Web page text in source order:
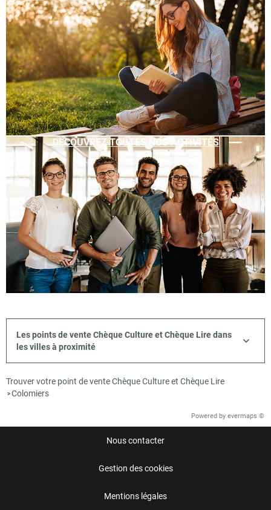
DÉCOUVREZ TOUTES NOS ACTIVITÉS
Les points de vente Chèque Culture et Chèque Lire dans
les villes à proximité
Trouver votre point de vente Chèque Culture et Chèque Lire
>Colomiers
Powered by evermaps ©
Nous contacter
Gestion des cookies
Mentions légales